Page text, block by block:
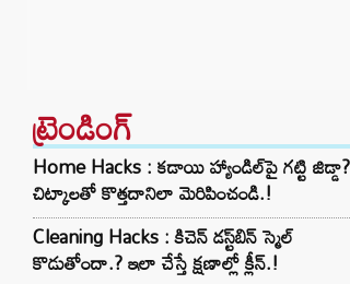
ట్రెండింగ్‌
Home Hacks : కడాయి హ్యాండిల్‌పై గట్టి
చిట్కాలతో కొత్తదానిలా మెరిపించండి.!
Cleaning Hacks : కిచెన్ డస్ట్‌బిన్ స్మెల్
కొడుతోందా.? ఇలా చేస్తే క్షణాల్లో క్లీన్.!